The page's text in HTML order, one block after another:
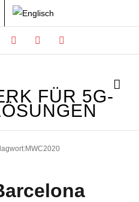
LinkedIn
FÜR 5G-
MWC2020